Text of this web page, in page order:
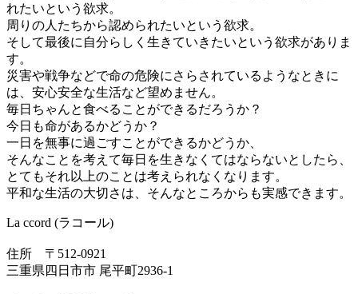
れたいという欲求。
周りの人たちから認められたいという欲求。
そして最後に自分らしく生きていきたいという欲求がありま
す。
災害や戦争などで命の危険にさらされているようなときに
は、安心安全な生活など望めません。
毎日ちゃんと食べることができるだろうか？
今日も命があるかどうか？
一日を無事に過ごすことができるかどうか、
そんなことを考えて毎日を生きなくてはならないとしたら、
とてもそれ以上のことは考えられなくなります。
平和な生活の大切さは、そんなところからも実感できます。
La ccord (ラコール)
住所 〒512-0921
三重県四日市市 尾平町2936-1